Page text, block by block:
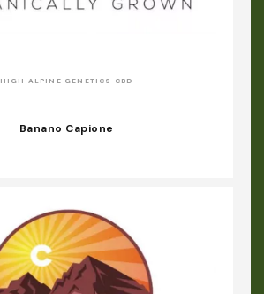
HIGH ALPINE GENETICS CBD
Banano Capione